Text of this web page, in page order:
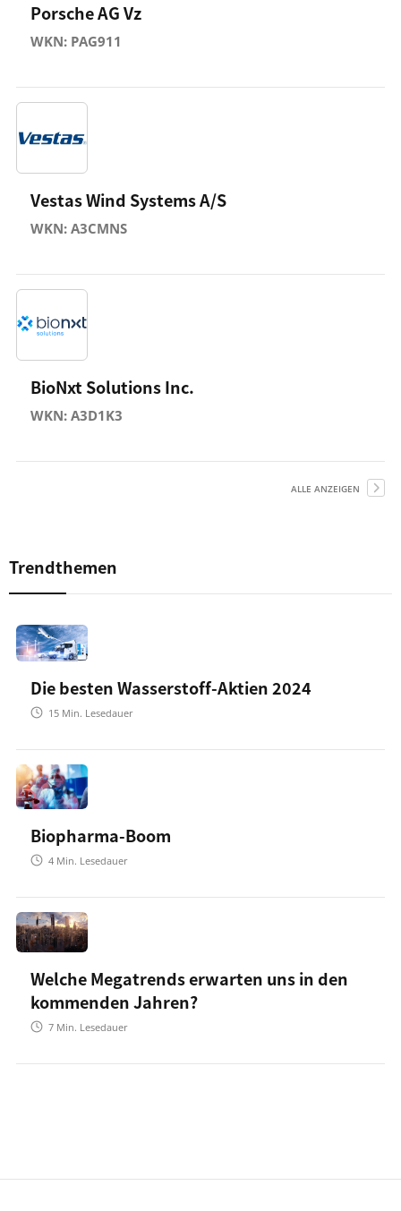
Porsche AG Vz
WKN: PAG911
Vestas Wind Systems A/S
WKN: A3CMNS
BioNxt Solutions Inc.
WKN: A3D1K3
ALLE ANZEIGEN
Trendthemen
Die besten Wasserstoff-Aktien 2024
15 Min. Lesedauer
Biopharma-Boom
4 Min. Lesedauer
Welche Megatrends erwarten uns in den
kommenden Jahren?
7 Min. Lesedauer